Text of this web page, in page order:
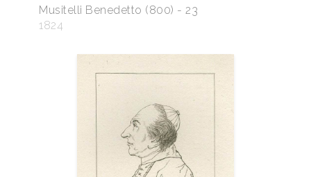
Musitelli Benedetto (800) - 23
1824